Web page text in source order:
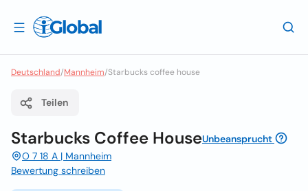
Deutschland/Mannheim/Starbucks coffee house
Teilen
Starbucks Coffee HouseUnbeansprucht
O 7 18 A | Mannheim
Bewertung schreiben